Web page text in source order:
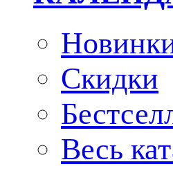
Скидки
Весь